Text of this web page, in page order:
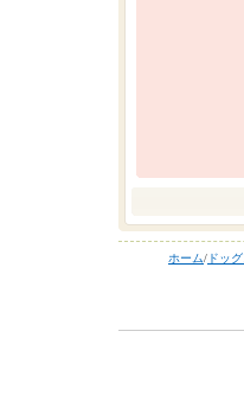
ホーム/ ドッ